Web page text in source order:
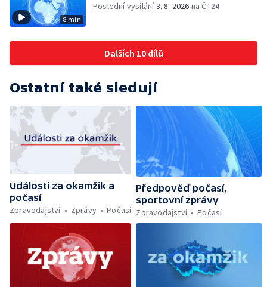
8 min
Poslední vysílání3. 8. 2026 na ČT24
Dalších 10 dílů
Ostatní také sledují
Události za okamžik a
počasí
Zpravodajství
Zprávy Počasí
Předpověď počasí,
sportovní zprávy
Zpravodajství
Počasí